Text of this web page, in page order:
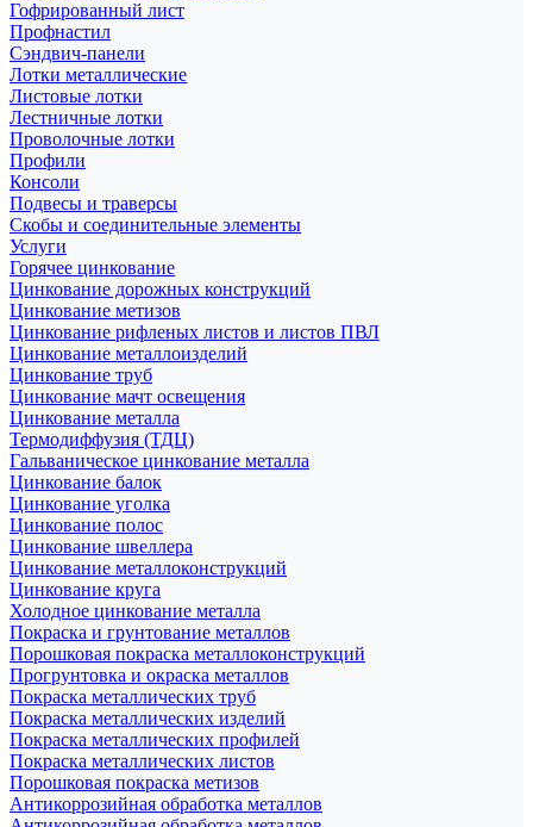
Гофрированный лист
Профнастил
Сэндвич-панели
Лотки металлические
Листовые лотки
Лестничные лотки
Проволочные лотки
Профили
Консоли
Подвесы и траверсы
Скобы и соединительные элементы
Услуги
Горячее цинкование
Цинкование дорожных конструкций
Цинкование метизов
Цинкование рифленых листов и листов ПВЛ
Цинкование металлоизделий
Цинкование труб
Цинкование мачт освещения
Цинкование металла
Термодиффузия (ТДЦ)
Гальваническое цинкование металла
Цинкование балок
Цинкование уголка
Цинкование полос
Цинкование швеллера
Цинкование металлоконструкций
Цинкование круга
Холодное цинкование металла
Покраска и грунтование металлов
Порошковая покраска металлоконструкций
Прогрунтовка и окраска металлов
Покраска металлических труб
Покраска металлических изделий
Покраска металлических профилей
Покраска металлических листов
Порошковая покраска метизов
Антикоррозийная обработка металлов